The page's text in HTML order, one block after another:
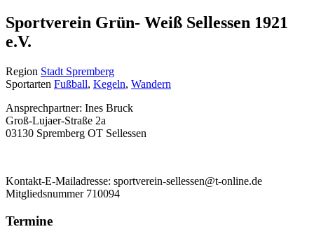
Sportverein Grün- Weiß Sellessen 1921
e.V.
Region Stadt Spremberg
Sportarten Fußball, Kegeln, Wandern
Ansprechpartner: Ines Bruck
Groß-Lujaer-Straße 2a
03130 Spremberg OT Sellessen
Kontakt-E-Mailadresse: sportverein-sellessen@t-online.de
Mitgliedsnummer710094
Termine